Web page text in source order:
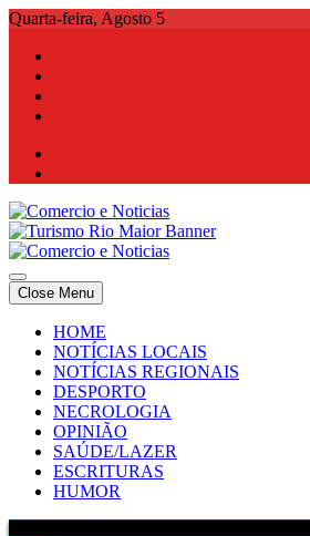
Skip
content
Quarta-feira, Agosto 5
Comercio e Noticias
Notícias e Publicidade Online
Comercio e Noticias
Notícias e Publicidade Online
Close Menu
HOME
NOTÍCIAS LOCAIS
NOTÍCIAS REGIONAIS
DESPORTO
NECROLOGIA
OPINIÃO
SAÚDE/LAZER
ESCRITURAS
HUMOR